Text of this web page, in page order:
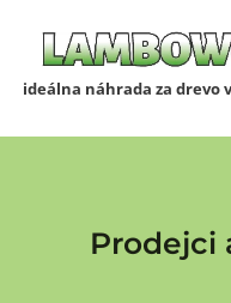
ideálna náhrada za drevo
Prodejci